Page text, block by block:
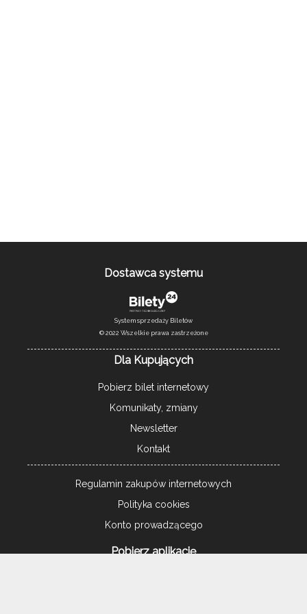
Dostawca systemu
System sprzedaży Biletów
© 2022 Wszelkie prawa zastrzeżone
Dla Kupujących
Pobierz bilet internetowy
Komunikaty, zmiany
Newsletter
Kontakt
Regulamin zakupów internetowych
Polityka cookies
Konto prowadzącego
Pobierz aplikację